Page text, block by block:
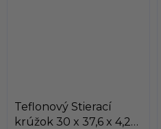
Teflonový Stierací
krúžok 30 x 37,6 x 4,2